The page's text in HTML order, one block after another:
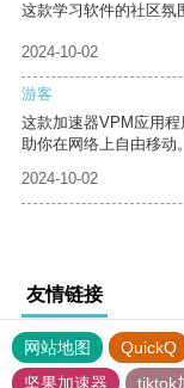
这款学习软件的社区氛
2024-10-02
游客
这款加速器VPM应用
助你在网络上自由移动。
2024-10-02
友情链接
网站地图 QuickQ
坚果加速器
tiktok